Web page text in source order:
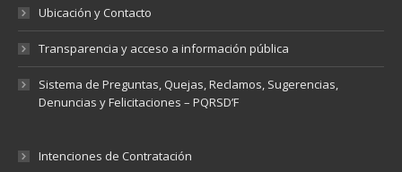
Ubicación y Contacto
Transparencia y acceso a información pública
Sistema de Preguntas, Quejas, Reclamos, Sugerencias,
Denuncias y Felicitaciones – PQRSD’F
Intenciones de Contratación